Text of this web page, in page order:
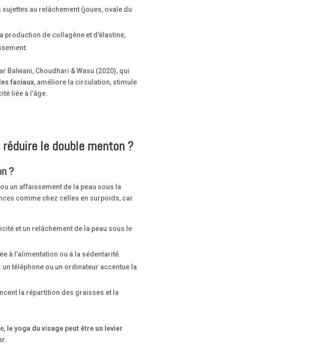
au relâchement (joues, ovale du
production de collagène et d’élastine,
Balwani, Choudhari & Wasu (2020), qui
faciaux, améliore la circulation, stimule
liée à l’âge.
le double menton ?
?
un affaissement de la peau sous la
comme chez celles en surpoids, car
et un relâchement de la peau sous le
à l’alimentation ou à la sédentarité.
téléphone ou un ordinateur accentue la
la répartition des graisses et la
le yoga du visage peut être un levier
.